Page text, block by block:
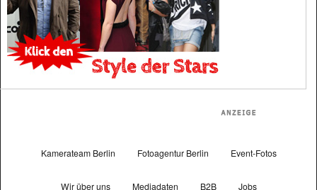
Kamerateam Berlin Fotoagentur Berlin Event-Fotos
Wir über uns Mediadaten B2B Jobs